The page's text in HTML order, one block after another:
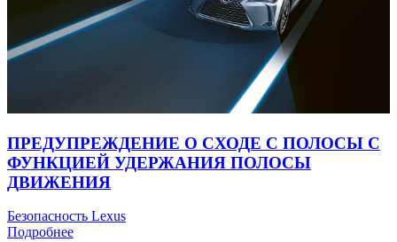
ПРЕДУПРЕЖДЕНИЕ О СХОДЕ С ПОЛОСЫ С
ФУНКЦИЕЙ УДЕРЖАНИЯ ПОЛОСЫ
ДВИЖЕНИЯ
Безопасность Lexus
Подробнее